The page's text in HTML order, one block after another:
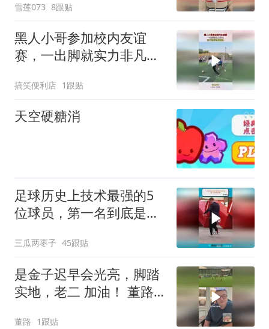
雪莲073 8跟贴
黑人小哥参加校内友谊
赛，一出脚就实力非凡，
搞笑便利店 1跟贴
天空硬糖消
足球历史上技术最强的5
位球员，第一名到底是
三瓜两枣子 45跟贴
是金子迟早会光亮，脚踏
实地，老二 加油！ 董路
董路 1跟贴